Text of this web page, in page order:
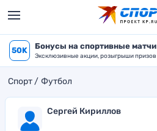
50K Бонусы на спортивные матчи
Эксклюзивные акции, розыгрыши призов
Спорт Футбол
Сергей Кириллов